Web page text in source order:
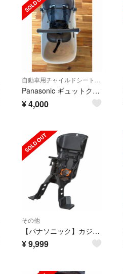
Panasonic ギュットクルームEX フロントチャイルドシート
¥4,000
その他
【パナソニック】カジュアルチャイルドシート（前用） NCD470
¥9,999